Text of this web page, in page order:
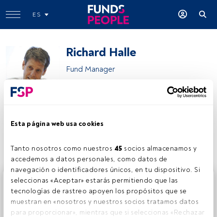
Esta página web usa cookies
Tanto nosotros como nuestros 45 socios almacenamos y
accedemos a datos personales, como datos de
navegación o identificadores únicos, en tu dispositivo. Si
seleccionas «Aceptar» estarás permitiendo que las
tecnologías de rastreo apoyen los propósitos que se
muestran en «nosotros y nuestros socios tratamos datos
para proporcionar», mientras que si seleccionas «Rechazar
ES
Richard Halle
Fund Manager
Compartir:
Este es un artículo exclusivo para los usuarios registrados
de FundsPeople. Si ya estás registrado, accede desde el
botón Login. Si aún no tienes cuenta, te invitamos a
registrarte y disfrutar de todo el universo que ofrece